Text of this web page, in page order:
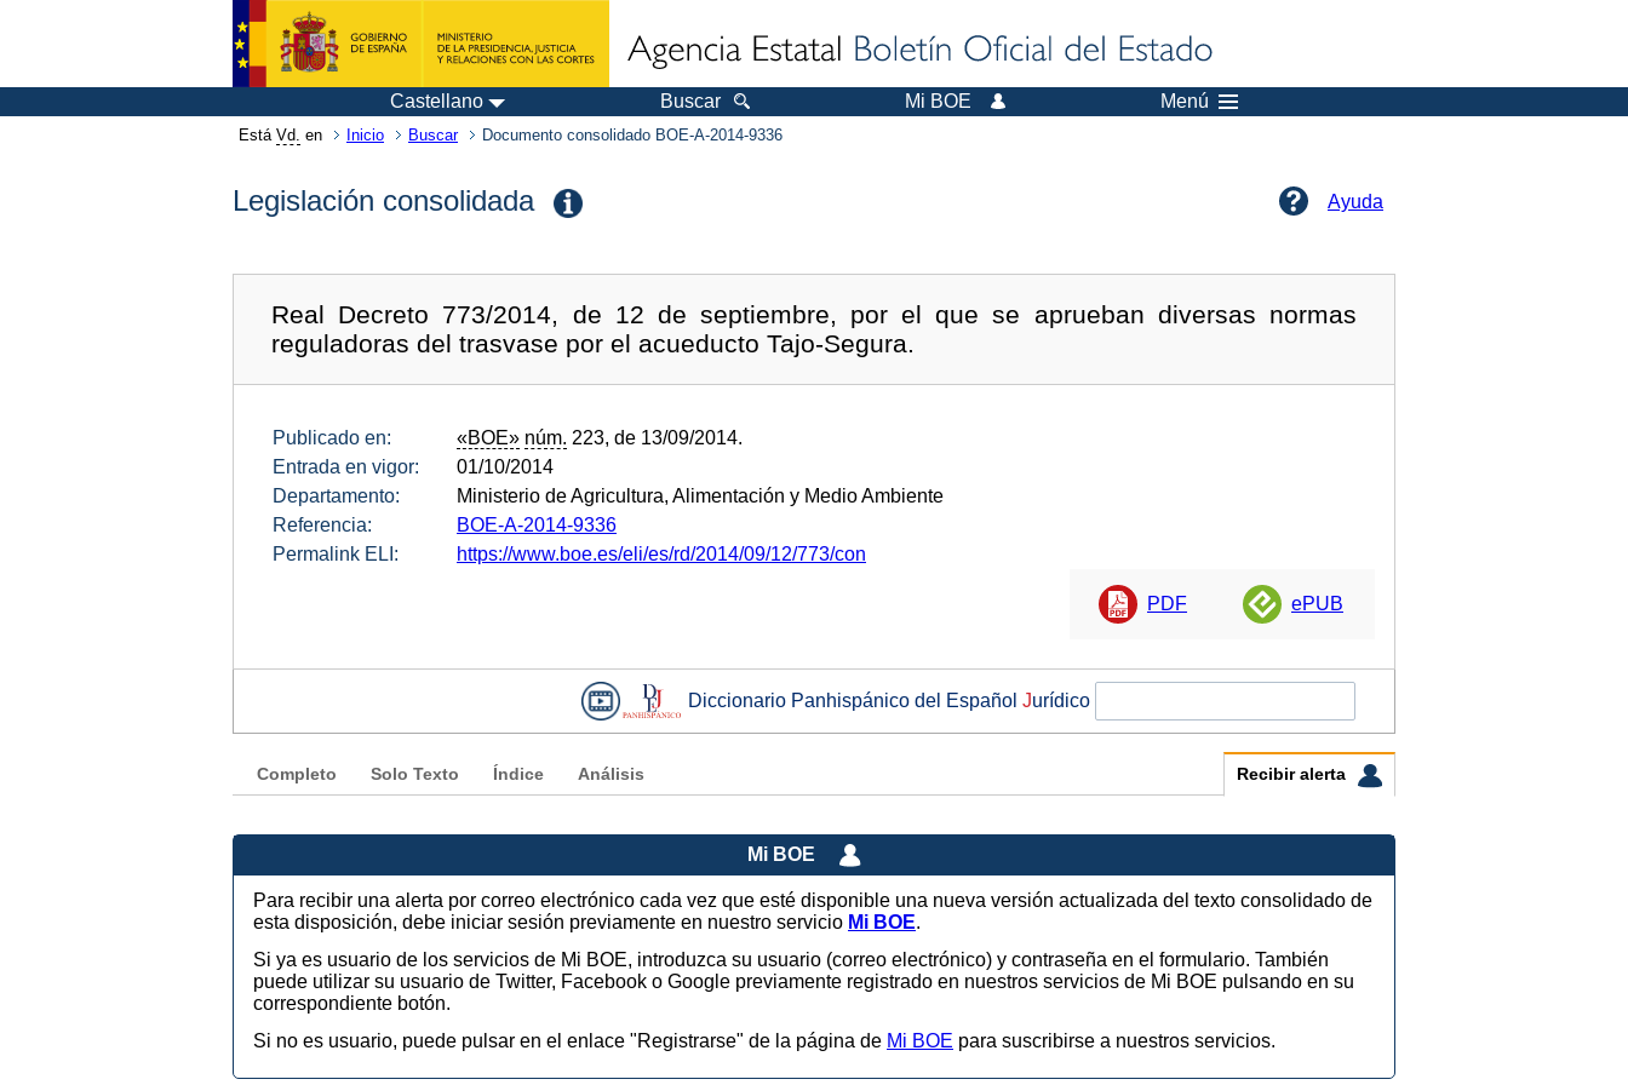
Castellano Buscar Mi BOE Menú
Está Vd. en Inicio Buscar Documento consolidado BOE-A-2014-9336
Legislación consolidada Ayuda
Real Decreto 773/2014, de 12 de septiembre, por el que se aprueban diversas normas
reguladoras del trasvase por el acueducto Tajo-Segura.
Publicado en: «BOE» núm. 223, de 13/09/2014.
Entrada en vigor:
01/10/2014
Departamento:
Ministerio de Agricultura, Alimentación y Medio Ambiente
Referencia:
BOE-A-2014-9336
Permalink ELI:
https://www.boe.es/eli/es/rd/2014/09/12/773/con
PDF ePUB
Diccionario Panhispánico del Español Jurídico
Completo Solo Texto Índice Análisis Recibir alerta
Mi BOE
Para recibir una alerta por correo electrónico cada vez que esté disponible una nueva versión actualizada del texto consolidado de
esta disposición, debe iniciar sesión previamente en nuestro servicio Mi BOE.
Si ya es usuario de los servicios de Mi BOE, introduzca su usuario (correo electrónico) y contraseña en el formulario. También
puede utilizar su usuario de Twitter, Facebook o Google previamente registrado en nuestros servicios de Mi BOE pulsando en su
correspondiente botón.
Si no es usuario, puede pulsar en el enlace "Registrarse" de la página de Mi BOE para suscribirse a nuestros servicios.